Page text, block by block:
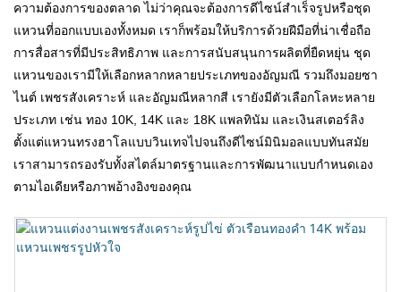
ความต้องการของตลาด ไม่ว่าคุณจะต้องการดีไซน์สำเร็จรูปหรือชุด
แหวนที่ออกแบบเองทั้งหมด เราก็พร้อมให้บริการด้วยฝีมือที่น่าเชื่อถือ
การสื่อสารที่มีประสิทธิภาพ และการสนับสนุนการผลิตที่ยืดหยุ่น ชุด
แหวนของเรามีให้เลือกหลากหลายประเภทของอัญมณี รวมถึงมอยซา
ไนต์ เพชรสังเคราะห์ และอัญมณีหลากสี เรายังมีตัวเลือกโลหะหลาย
ประเภท เช่น ทอง 10K, 14K และ 18K แพลทินัม และเงินสเตอร์ลิง
ตั้งแต่แหวนทรงฮาโลแบบวินเทจไปจนถึงดีไซน์มินิมอลแบบทันสมัย ​​
เราสามารถรองรับทั้งสไตล์มาตรฐานและการพัฒนาแบบกำหนดเอง
ตามไอเดียหรือภาพอ้างอิงของคุณ